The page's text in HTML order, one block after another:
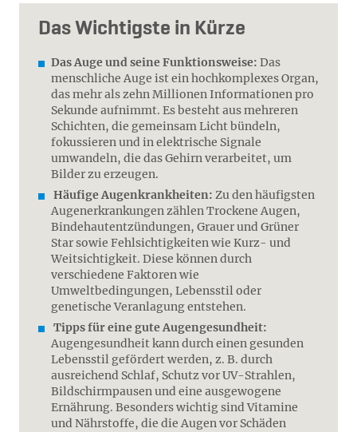
Das Wichtigste in Kürze
Das Auge und seine Funktionsweise: Das
menschliche Auge ist ein hochkomplexes Organ,
das mehr als zehn Millionen Informationen pro
Sekunde aufnimmt. Es besteht aus mehreren
Schichten, die gemeinsam Licht bündeln,
fokussieren und in elektrische Signale
umwandeln, die das Gehirn verarbeitet, um
Bilder zu erzeugen.
Häufige Augenkrankheiten: Zu den häufigsten
Augenerkrankungen zählen Trockene Augen,
Bindehautentzündungen, Grauer und Grüner
Star sowie Fehlsichtigkeiten wie Kurz- und
Weitsichtigkeit. Diese können durch
verschiedene Faktoren wie
Umweltbedingungen, Lebensstil oder
genetische Veranlagung entstehen.
Tipps für eine gute Augengesundheit:
Augengesundheit kann durch einen gesunden
Lebensstil gefördert werden, z. B. durch
ausreichend Schlaf, Schutz vor UV-Strahlen,
Bildschirmpausen und eine ausgewogene
Ernährung. Besonders wichtig sind Vitamine
und Nährstoffe, die die Augen vor Schäden